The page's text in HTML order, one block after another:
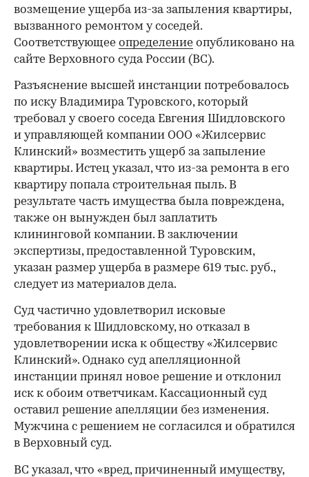
возмещение ущерба из-за запыления квартиры,
вызванного ремонтом у соседей.
Соответствующее определение опубликовано на
сайте Верховного суда России (ВС).
Разъяснение высшей инстанции потребовалось
по иску Владимира Туровского, который
требовал у своего соседа Евгения Шидловского
и управляющей компании ООО «Жилсервис
Клинский» возместить ущерб за запыление
квартиры. Истец указал, что из-за ремонта в его
квартиру попала строительная пыль. В
результате часть имущества была повреждена,
также он вынужден был заплатить
клининговой компании. В заключении
экспертизы, предоставленной Туровским,
указан размер ущерба в размере 619 тыс. руб.,
cледует из материалов дела.
Суд частично удовлетворил исковые
требования к Шидловскому, но отказал в
удовлетворении иска к обществу «Жилсервис
Клинский». Однако суд апелляционной
инстанции принял новое решение и отклонил
иск к обоим ответчикам. Кассационный суд
оставил решение апелляции без изменения.
Мужчина с решением не согласился и обратился
в Верховный суд.
ВС указал, что «вред, причиненный имуществу,